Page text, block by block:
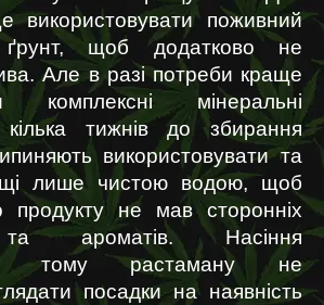
використовувати поживний
ґрунт, щоб додатково не
Але в разі потреби краще
комплексні мінеральні
тижнів до збирання
використовувати та
лише чистою водою, щоб
продукту не мав сторонніх
та ароматів. Насіння
тому растаману не
посадки на наявність